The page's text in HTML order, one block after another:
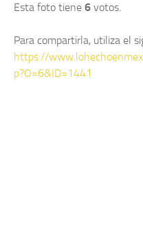
Esta foto tiene 6 votos.
Para compartirla, utiliza el
https://
p?O=6&ID=1441